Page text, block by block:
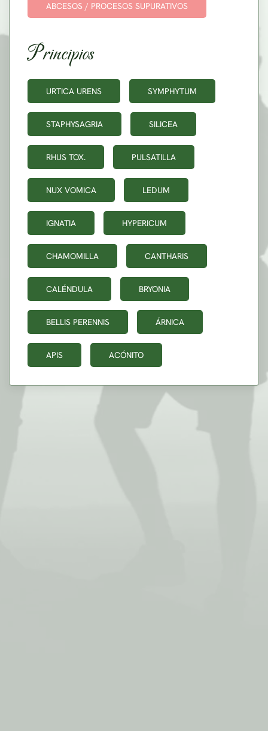
ABCESOS / PROCESOS SUPURATIVOS
Principios
URTICA URENS SYMPHYTUM
STAPHYSAGRIA SILICEA
RHUS TOX. PULSATILLA
NUX VOMICA LEDUM
IGNATIA HYPERICUM
CHAMOMILLA CANTHARIS
CALÉNDULA BRYONIA
BELLIS PERENNIS ÁRNICA
APIS ACÓNITO